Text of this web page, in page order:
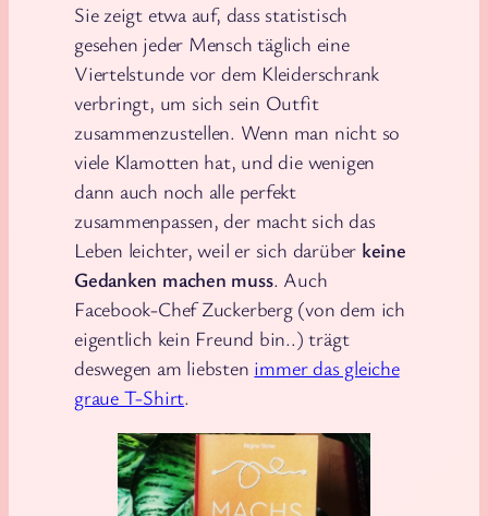
Sie zeigt etwa auf, dass statistisch
gesehen jeder Mensch täglich eine
Viertelstunde vor dem Kleiderschrank
verbringt, um sich sein Outfit
zusammenzustellen. Wenn man nicht so
viele Klamotten hat, und die wenigen
dann auch noch alle perfekt
zusammenpassen, der macht sich das
Leben leichter, weil er sich darüber keine
Gedanken machen muss. Auch
Facebook-Chef Zuckerberg (von dem ich
eigentlich kein Freund bin..) trägt
deswegen am liebsten immer das gleiche
graue T-Shirt.